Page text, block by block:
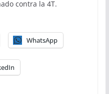
contra la 4T.
WhatsApp